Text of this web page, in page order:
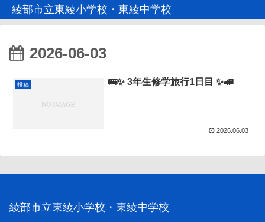
綾部市立東綾小学校・東綾中学校
2026-06-03
投稿 🚌✨ 3年生修学旅行1日目 ✨🚄
2026.06.03
綾部市立東綾小学校・東綾中学校